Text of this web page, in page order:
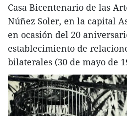
Casa Bicentenario de las
Núñez Soler, en la capital
en ocasión del 20
establecimiento de
bilaterales (30 de mayo de